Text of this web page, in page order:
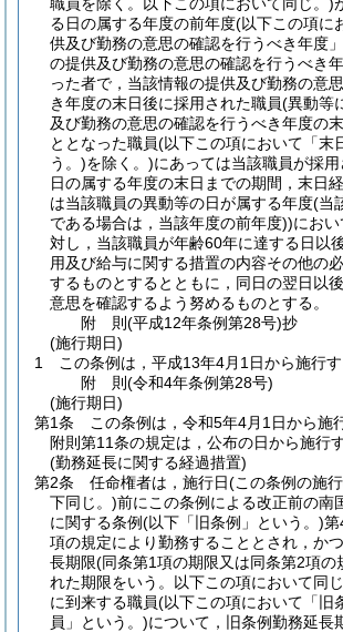
る日の属する年度の前年度(以下この項に
供及び勤務の意思の確認を行うべき年度
の提供及び勤務の意思の確認を行うべき
った者で，当該情報の提供及び勤務の意
き年度の末日後に採用された職員(異動等
及び勤務の意思の確認を行うべき年度の
ととなった職員(以下この項において「末
う。)を除く。)にあっては当該職員が採
日の属する年度の末日までの期間，末日
は当該職員の異動等の日が属する年度(当
である場合は，当該年度の前年度))にお
対し，当該職員が年齢60年に達する日以
用及び給与に関する措置の内容その他の
するものとするとともに，同日の翌日以
意思を確認するよう努めるものとする。
附 則(平成12年条例第28号)抄
(施行期日)
1
この条例は，平成13年4月1日から施行す
附 則(令和4年条例第28号)
(施行期日)
第1条
この条例は，令和5年4月1日から施
附則第11条の規定は，公布の日から施行す
(勤務延長に関する経過措置)
第2条
任命権者は，施行日(この条例の施
下同じ。)前にこの条例による改正前の南
に関する条例(以下「旧条例」という。)第
項の規定により勤務することとされ，か
長期限(同条第1項の期限又は同条第2項の
れた期限をいう。以下この項において同
に到来する職員(以下この項において「旧
員」という。)について，旧条例勤務延長